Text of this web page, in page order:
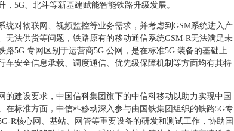
5G、北斗等新基建赋能智能铁路升级发展。
统对物联网、视频监控等业务需求，并考虑到GSM系统进入产
无法供货等问题，铁路原有的移动通信系统GSM-R无法满足未
5G 专网区别于运营商5G 公网，是在标准5G 装备的基础上
车安全信息承载、调度通信、优先级保障机制等方面均有其特
的建设要求，中国信科集团旗下的中信科移动以助力实现中国
在标准方面，中信科移动深入参与由国铁集团组织的铁路5G专
R核心网、基站、网管等重要设备的研发和测试工作，协助国